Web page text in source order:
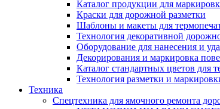
Каталог продукции для
Краски для дорожной разметки
Шаблоны и макеты для
Технология декоративной
Оборудование для нанесения и
Декорирования и маркировка
Каталог стандартных цветов для
Технология разметки и
Техника
Спецтехника для ямочного ремонта